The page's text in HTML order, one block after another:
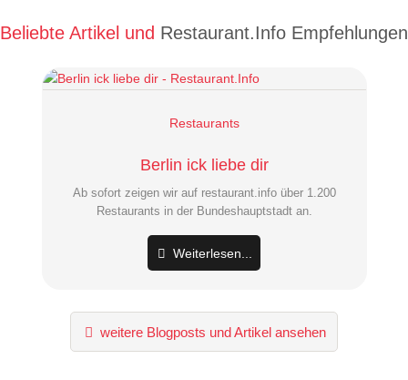
Beliebte Artikel und Restaurant.Info Empfehlungen
Berlin ick liebe dir
Restaurants
Ab sofort zeigen wir auf restaurant.info über 1.200
Restaurants in der Bundeshauptstadt an.
Weiterlesen...
weitere Blogposts und Artikel ansehen